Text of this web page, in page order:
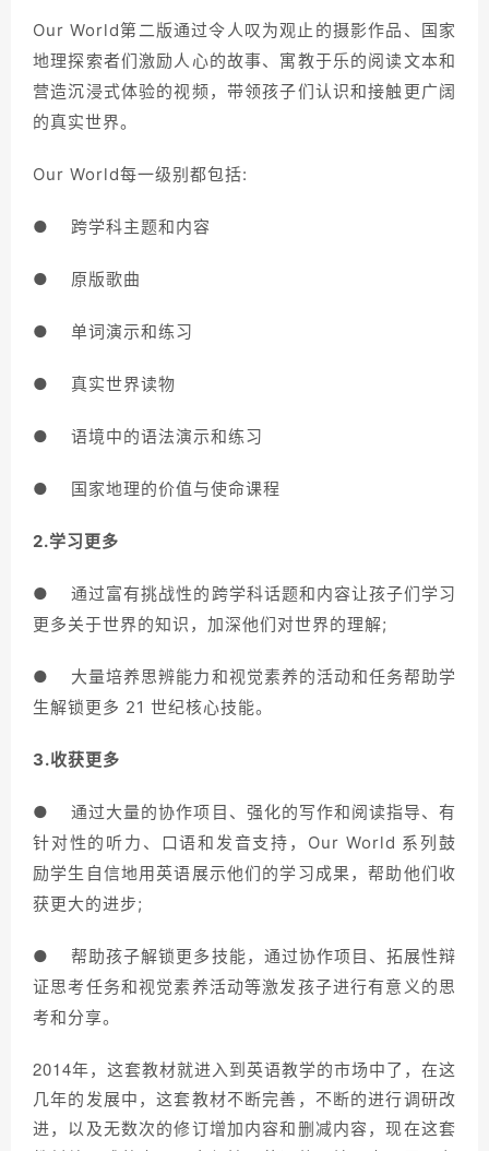
Our World第二版通过令人叹为观止的摄影作品、国家
地理探索者们激励人心的故事、寓教于乐的阅读文本和
营造沉浸式体验的视频，带领孩子们认识和接触更广阔
的真实世界。
Our World每一级别都包括:
● 跨学科主题和内容
● 原版歌曲
● 单词演示和练习
● 真实世界读物
● 语境中的语法演示和练习
● 国家地理的价值与使命课程
2.学习更多
● 通过富有挑战性的跨学科话题和内容让孩子们学习
更多关于世界的知识，加深他们对世界的理解;
● 大量培养思辨能力和视觉素养的活动和任务帮助学
生解锁更多 21 世纪核心技能。
3.收获更多
● 通过大量的协作项目、强化的写作和阅读指导、有
针对性的听力、口语和发音支持，Our World 系列鼓
励学生自信地用英语展示他们的学习成果，帮助他们收
获更大的进步;
● 帮助孩子解锁更多技能，通过协作项目、拓展性辩
证思考任务和视觉素养活动等激发孩子进行有意义的思
考和分享。
2014年，这套教材就进入到英语教学的市场中了，在这
几年的发展中，这套教材不断完善，不断的进行调研改
进，以及无数次的修订增加内容和删减内容，现在这套